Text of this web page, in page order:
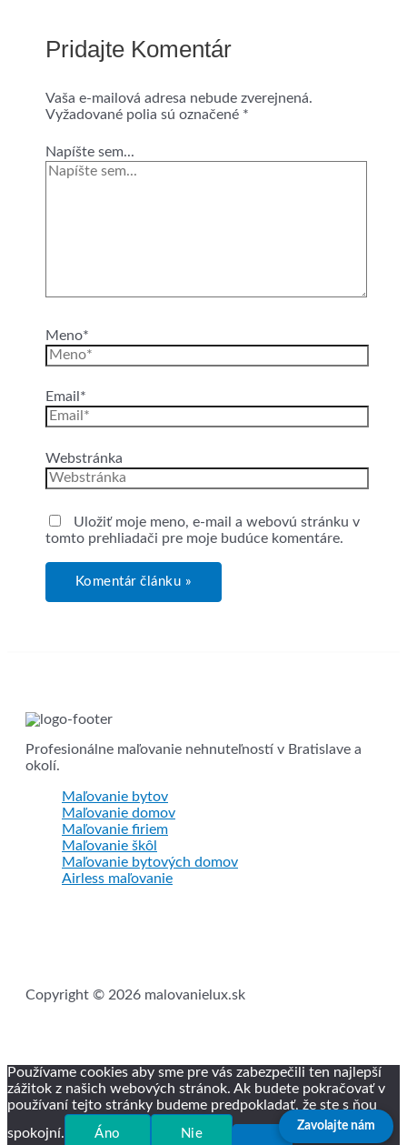
Pridajte Komentár
Vaša e-mailová adresa nebude zverejnená.
Vyžadované polia sú označené *
Napíšte sem...
Meno*
Email*
Webstránka
Uložiť moje meno, e-mail a webovú stránku v
tomto prehliadači pre moje budúce komentáre.
Profesionálne maľovanie nehnuteľností v Bratislave a
okolí.
Maľovanie bytov
Maľovanie domov
Maľovanie firiem
Maľovanie škôl
Maľovanie bytových domov
Airless maľovanie
Copyright © 2026 malovanielux.sk
Zavolajte nám
Používame cookies aby sme pre vás zabezpečili ten najlepší
zážitok z našich webových stránok. Ak budete pokračovať v
používaní tejto stránky budeme predpokladať, že ste s ňou
spokojní. Áno Nie